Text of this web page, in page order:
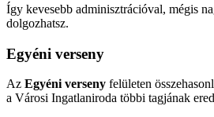
Így kevesebb adminisztrációval, mégis
dolgozhatsz.
Egyéni verseny
Az Egyéni verseny felületen
a Városi Ingatlaniroda többi tagjának